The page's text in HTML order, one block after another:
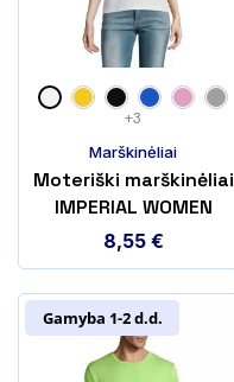
+3
Marškinėliai
Moteriški marškinėliai
IMPERIAL WOMEN
8,55 €
Gamyba 1-2 d.d.